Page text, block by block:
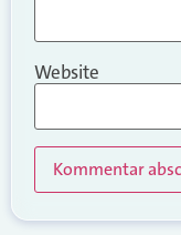
Website
Alternative: